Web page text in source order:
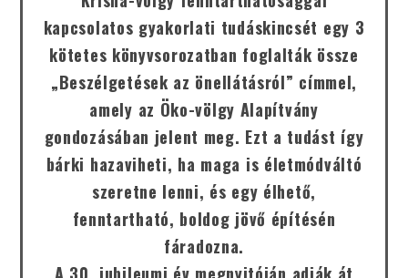
kapcsolatos gyakorlati tudáskincsét egy 3
kötetes könyvsorozatban foglalták össze
„Beszélgetések az önellátásról” címmel,
amely az Öko-völgy Alapítvány
gondozásában jelent meg. Ezt a tudást így
bárki hazaviheti, ha maga is életmódváltó
szeretne lenni, és egy élhető,
fenntartható, boldog jövő építésén
fáradozna.